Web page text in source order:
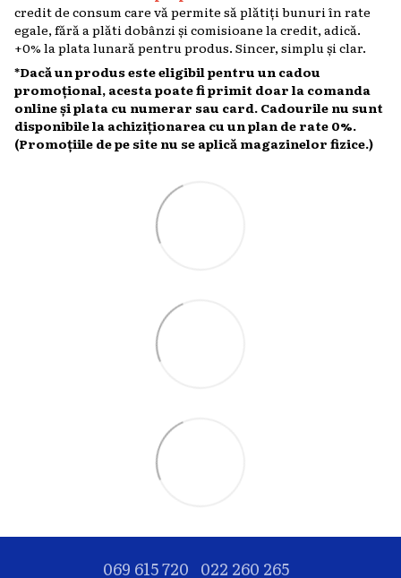
credit de consum care vă permite să plătiți bunuri în rate
egale, fără a plăti dobânzi și comisioane la credit, adică.
+0% la plata lunară pentru produs. Sincer, simplu și clar.
*Dacă un produs este eligibil pentru un cadou
promoțional, acesta poate fi primit doar la comanda
online și plata cu numerar sau card. Cadourile nu sunt
disponibile la achiziționarea cu un plan de rate 0%.
(Promoțiile de pe site nu se aplică magazinelor fizice.)
069 615 720 022 260 265